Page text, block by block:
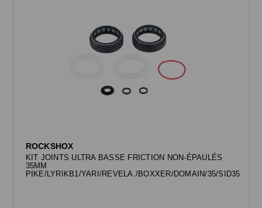
ROCKSHOX
KIT JOINTS ULTRA BASSE FRICTION NON-ÉPAULÉS
35MM
PIKE/LYRIKB1/YARI/REVELA./BOXXER/DOMAIN/35/SID35